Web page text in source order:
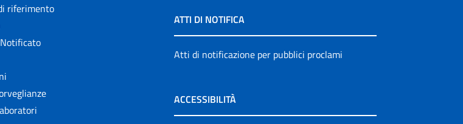
riferimento
ATTI DI NOTIFICA
Atti di notificazione per pubblici proclami
ACCESSIBILITÀ